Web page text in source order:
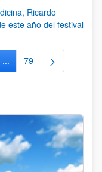
Ricardo
este año del festival
Use TAB para
...Páginas intermedias
Página
79